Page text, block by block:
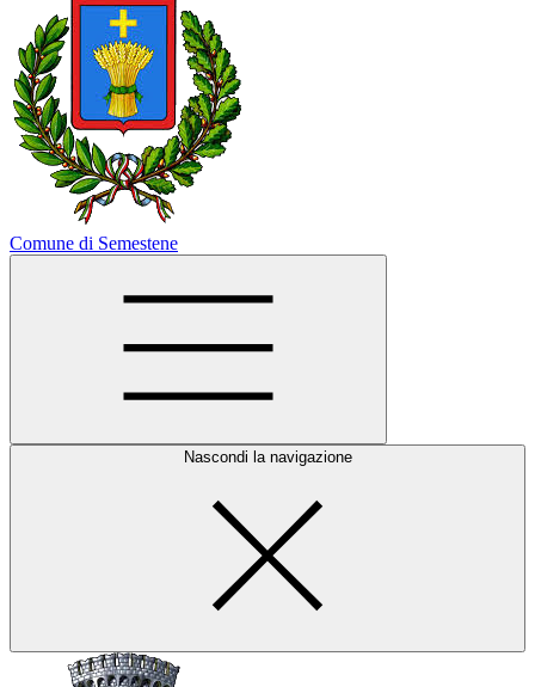
Comune di Semestene
Nascondi la navigazione